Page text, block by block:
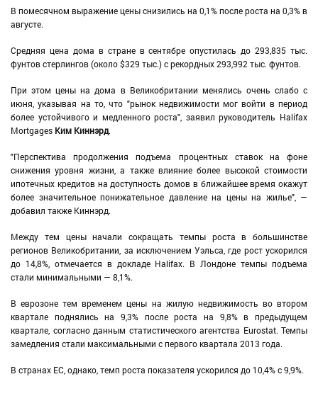
В помесячном выражение цены снизились на 0,1% после роста на 0,3% в
августе.
Средняя цена дома в стране в сентябре опустилась до 293,835 тыс.
фунтов стерлингов (около $329 тыс.) с рекордных 293,992 тыс. фунтов.
При этом цены на дома в Великобритании менялись очень слабо с
июня, указывая на то, что "рынок недвижимости мог войти в период
более устойчивого и медленного роста", заявил руководитель Halifax
Mortgages Ким Киннэрд.
"Перспектива продолжения подъема процентных ставок на фоне
снижения уровня жизни, а также влияние более высокой стоимости
ипотечных кредитов на доступность домов в ближайшее время окажут
более значительное понижательное давление на цены на жилье", —
добавил также Киннэрд.
Между тем цены начали сокращать темпы роста в большинстве
регионов Великобритании, за исключением Уэльса, где рост ускорился
до 14,8%, отмечается в докладе Halifax. В Лондоне темпы подъема
стали минимальными — 8,1%.
В еврозоне тем временем цены на жилую недвижимость во втором
квартале поднялись на 9,3% после роста на 9,8% в предыдущем
квартале, согласно данным статистического агентства Eurostat. Темпы
замедления стали максимальными с первого квартала 2013 года.
В странах ЕС, однако, темп роста показателя ускорился до 10,4% с 9,9%.